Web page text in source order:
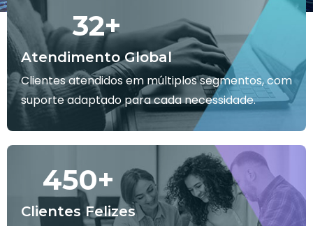
Atendimento Global
32+
Clientes atendidos em múltiplos segmentos, com
suporte adaptado para cada necessidade.
Clientes Felizes
450+